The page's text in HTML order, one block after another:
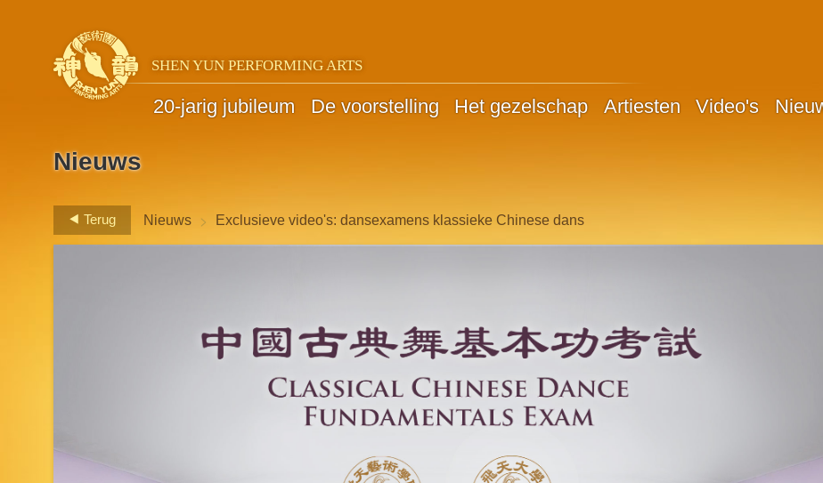
SHEN YUN PERFORMING ARTS
20-jarig jubileum De voorstelling Het gezelschap Artiesten Video's
Nieuws
Terug Nieuws > Exclusieve video's: dansexamens klassieke Chinese dans